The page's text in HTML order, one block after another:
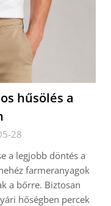
hűsölés a
28
a legjobb döntés a
farmeranyagok
a bőrre. Biztosan
hőségben percek